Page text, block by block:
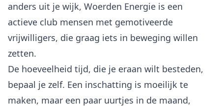
anders uit je wijk, Woerden Energie is een
actieve club mensen met gemotiveerde
vrijwilligers, die graag iets in beweging willen
zetten.
De hoeveelheid tijd, die je eraan wilt besteden,
bepaal je zelf. Een inschatting is moeilijk te
maken, maar een paar uurtjes in de maand,